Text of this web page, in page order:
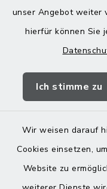
unser Angebot weiter
hierfür können Sie
Ich stimme zu
Wir weisen darauf
Cookies einsetzen,
Website zu
Landratsamt